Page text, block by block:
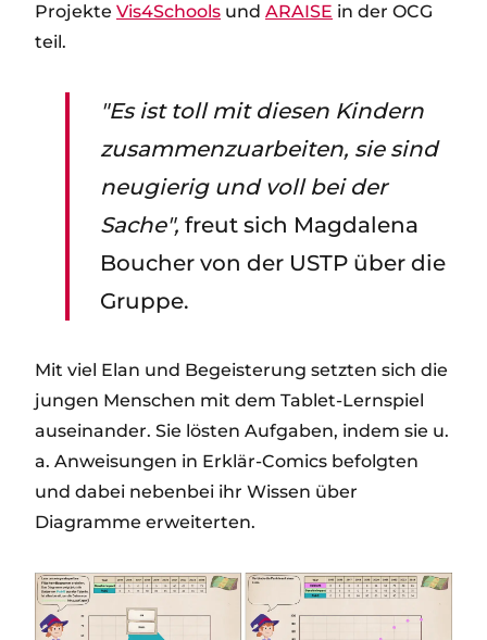
Projekte Vis4Schools und ARAISE in der OCG
teil.
"Es ist toll mit diesen Kindern
zusammenzuarbeiten, sie sind
neugierig und voll bei der
Sache", freut sich Magdalena
Boucher von der USTP über die
Gruppe.
Mit viel Elan und Begeisterung setzten sich die
jungen Menschen mit dem Tablet-Lernspiel
auseinander. Sie lösten Aufgaben, indem sie u.
a. Anweisungen in Erklär-Comics befolgten
und dabei nebenbei ihr Wissen über
Diagramme erweiterten.